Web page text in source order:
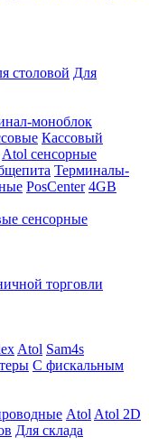
столовой Для
моноблок
Кассовый
Atol сенсорные
Терминалы-
PosCenter 4GB
сенсорные
торговли
Atol Sam4s
С фискальным
Atol Atol 2D
Для склада